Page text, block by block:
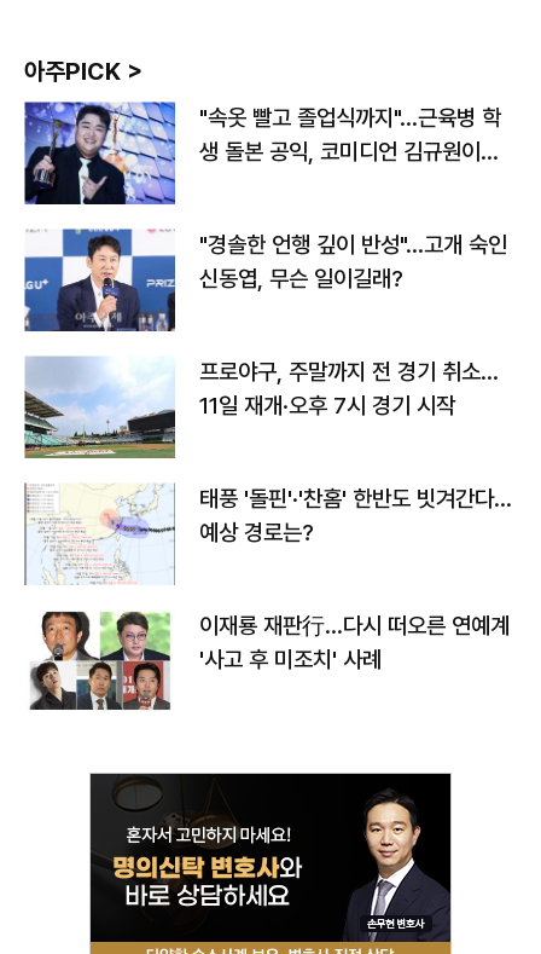
아주PICK >
"속옷 빨고 졸업식까지"…근육병 학
생 돌본 공익, 코미디언 김규원이었
"경솔한 언행 깊이 반성"…고개 숙인
신동엽, 무슨 일이길래?
프로야구, 주말까지 전 경기 취소…
11일 재개·오후 7시 경기 시작
태풍 '돌핀'·'찬홈' 한반도 빗겨간다…
예상 경로는?
이재룡 재판行…다시 떠오른 연예계
'사고 후 미조치' 사례